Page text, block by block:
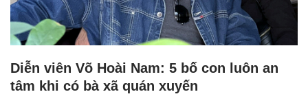
Diễn viên Võ Hoài Nam: 5 bố con luôn an
tâm khi có bà xã quán xuyến